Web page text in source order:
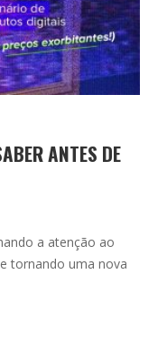
ANTES DE
a atenção ao
tornando uma nova